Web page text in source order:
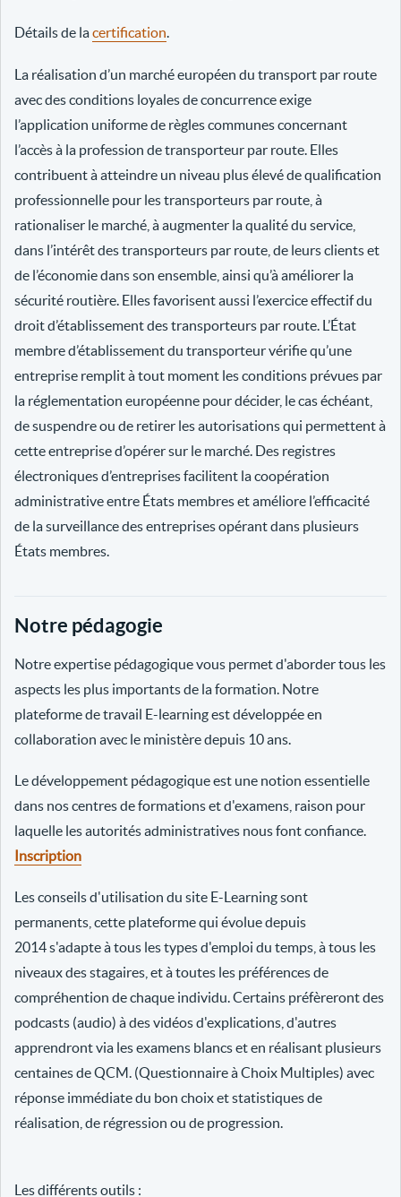
Détails de lacertification.
La réalisation d’un marché européen du transport par route
avec des conditions loyales de concurrence exige
l’application uniforme de règles communes concernant
l’accès à la profession de transporteur par route. Elles
contribuent à atteindre un niveau plus élevé de qualification
professionnelle pour les transporteurs par route, à
rationaliser le marché, à augmenter la qualité du service,
dans l’intérêt des transporteurs par route, de leurs clients et
de l’économie dans son ensemble, ainsi qu’à améliorer la
sécurité routière. Elles favorisent aussi l’exercice effectif du
droit d’établissement des transporteurs par route. L’État
membre d’établissement du transporteur vérifie qu’une
entreprise remplit à tout moment les conditions prévues par
la réglementation européenne pour décider, le cas échéant,
de suspendre ou de retirer les autorisations qui permettent à
cette entreprise d’opérer sur le marché. Des registres
électroniques d’entreprises facilitent la coopération
administrative entre États membres et améliore l’efficacité
de la surveillance des entreprises opérant dans plusieurs
États membres.
Notre pédagogie
Notre expertise pédagogique vous permet d'aborder tous les
aspects les plus importants de la formation. Notre
plateforme de travail E-learning est développée en
collaboration avec le ministère depuis 10 ans.
Le développement pédagogique est une notion essentielle
dans nos centres de formations et d'examens, raison pour
laquelle les autorités administratives nous font confiance.
Inscription
Les conseils d'utilisation du site E-Learning sont
permanents, cette plateforme qui évolue depuis
2014 s'adapte à tous les types d'emploi du temps, à tous les
niveaux des stagaires, et à toutes les préférences de
compréhention de chaque individu. Certains préfèreront des
podcasts (audio) à des vidéos d'explications, d'autres
apprendront via les examens blancs et en réalisant plusieurs
centaines de QCM. (Questionnaire à Choix Multiples) avec
réponse immédiate du bon choix et statistiques de
réalisation, de régression ou de progression.
Les différents outils :